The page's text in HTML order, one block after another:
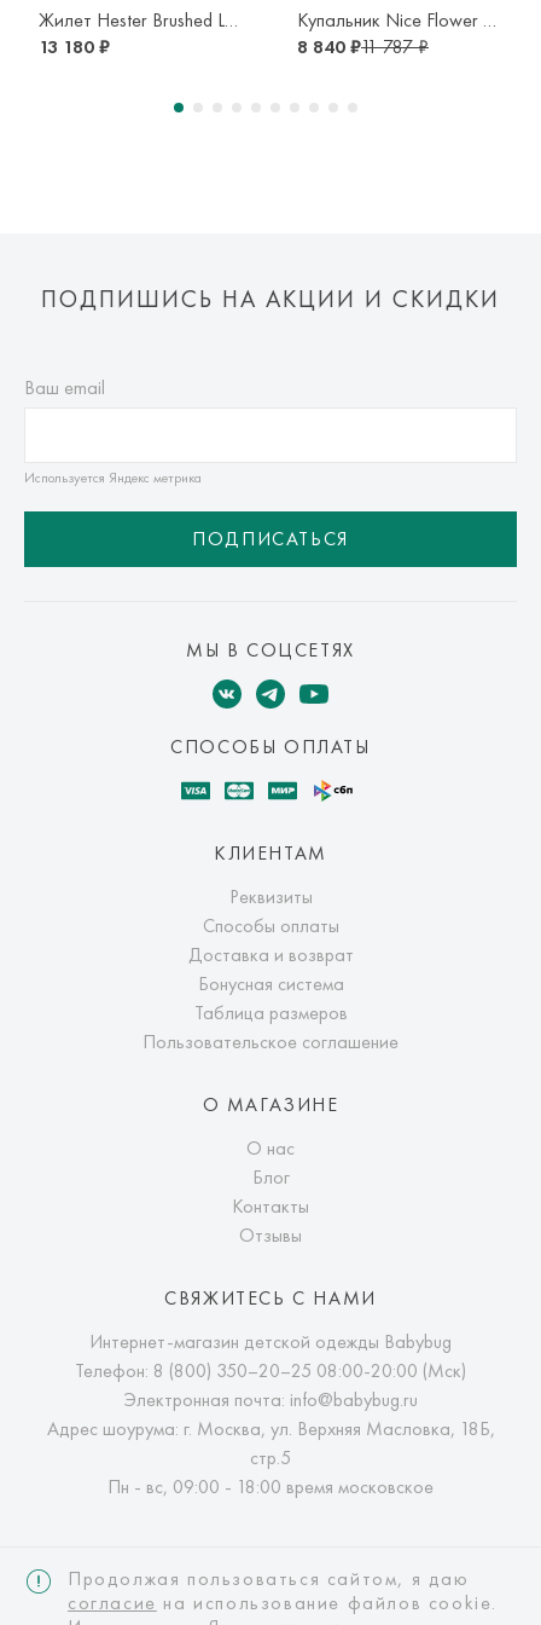
транспортной компании. Доставка осуществляется в срок и
по тарифам транспортной компании.
Оплата осуществляется онлайн банковскими картами Visa,
Жилет Hester Brushed Leo
13 180 ₽
Купальник Nice Flower Puzzle
8 840 ₽11 787 ₽
ПОДПИШИСЬ НА АКЦИИ И СКИДКИ
Ваш email
Используется Яндекс метрика
ПОДПИСАТЬСЯ
МЫ В СОЦСЕТЯХ
СПОСОБЫ ОПЛАТЫ
КЛИЕНТАМ
Реквизиты
Способы оплаты
Доставка и возврат
Бонусная система
Таблица размеров
Пользовательское соглашение
О МАГАЗИНЕ
О нас
Блог
Контакты
Отзывы
СВЯЖИТЕСЬ С НАМИ
Интернет-магазин детской одежды Babybug
Телефон: 8 (800) 350–20–25 08:00-20:00 (Мск)
Электронная почта: info@babybug.ru
Адрес шоурума: г. Москва, ул. Верхняя Масловка, 18Б,
стр.5
Пн - вс, 09:00 - 18:00 время московское
Продолжая пользоваться сайтом, я даю
согласие на использование файлов cookie.